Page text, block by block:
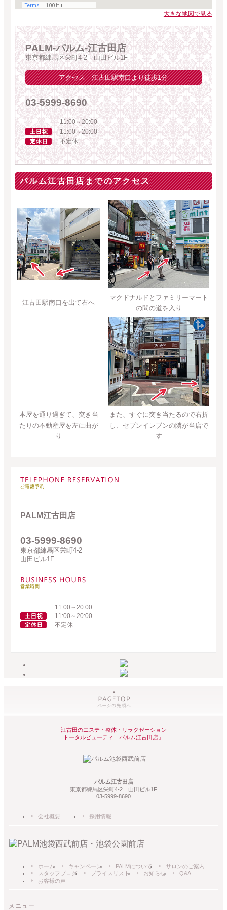
大きな地図で見る
PALM-パルム-江古田店
東京都練馬区栄町4-2 山田ビル1F
アクセス 江古田駅南口より徒歩1分
03-5999-8690
11:00～20:00
11:00～20:00
不定休
パルム江古田店までのアクセス
江古田駅南口を出て右へ
マクドナルドとファミリーマート
の間の道を入り
本屋を通り過ぎて、突き当
たりの不動産屋を左に曲が
り
また、すぐに突き当たるので右折
し、セブンイレブンの隣が当店で
す
PALM江古田店
03-5999-8690
東京都練馬区栄町4-2
山田ビル1F
11:00～20:00
11:00～20:00
不定休
江古田のエステ・整体・リラクゼーション
トータルビューティ「パルム江古田店」
パルム江古田店
東京都練馬区栄町4-2 山田ビル1F
03-5999-8690
会社概要 採用情報
ホーム キャンペーン PALMについて
サロンのご案内
スタッフブログ
プライスリスト お知らせ
Q&A
お客様の声